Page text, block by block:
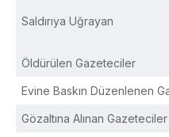
Saldırıya Uğrayan
Öldürülen Gazeteciler
Evine Baskın Düzenlenen
Gözaltına Alınan Gazeteciler